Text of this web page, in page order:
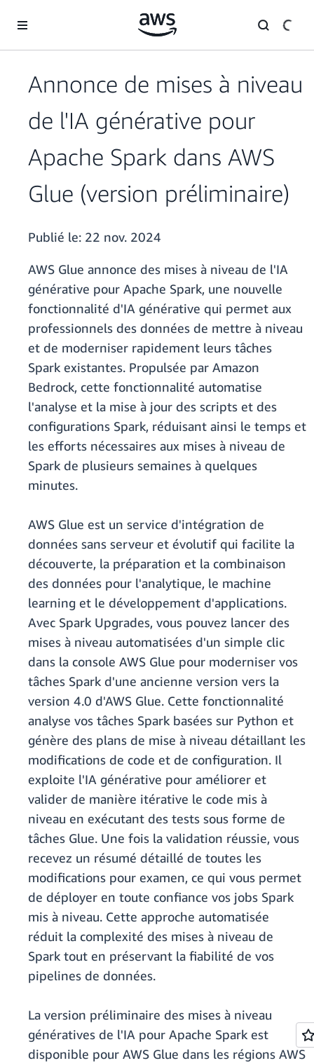
Annonce de mises à niveau
de l'IA générative pour
Apache Spark dans AWS
Glue (version préliminaire)
Publié le: 22 nov. 2024
AWS Glue annonce des mises à niveau de l'IA
générative pour Apache Spark, une nouvelle
fonctionnalité d'IA générative qui permet aux
professionnels des données de mettre à niveau
et de moderniser rapidement leurs tâches
Spark existantes. Propulsée par Amazon
Bedrock, cette fonctionnalité automatise
l'analyse et la mise à jour des scripts et des
configurations Spark, réduisant ainsi le temps et
les efforts nécessaires aux mises à niveau de
Spark de plusieurs semaines à quelques
minutes.
AWS Glue est un service d'intégration de
données sans serveur et évolutif qui facilite la
découverte, la préparation et la combinaison
des données pour l'analytique, le machine
learning et le développement d'applications.
Avec Spark Upgrades, vous pouvez lancer des
mises à niveau automatisées d'un simple clic
dans la console AWS Glue pour moderniser vos
tâches Spark d'une ancienne version vers la
version 4.0 d'AWS Glue. Cette fonctionnalité
analyse vos tâches Spark basées sur Python et
génère des plans de mise à niveau détaillant les
modifications de code et de configuration. Il
exploite l'IA générative pour améliorer et
valider de manière itérative le code mis à
niveau en exécutant des tests sous forme de
tâches Glue. Une fois la validation réussie, vous
recevez un résumé détaillé de toutes les
modifications pour examen, ce qui vous permet
de déployer en toute confiance vos jobs Spark
mis à niveau. Cette approche automatisée
réduit la complexité des mises à niveau de
Spark tout en préservant la fiabilité de vos
pipelines de données.
La version préliminaire des mises à niveau
génératives de l'IA pour Apache Spark est
disponible pour AWS Glue dans les régions AWS